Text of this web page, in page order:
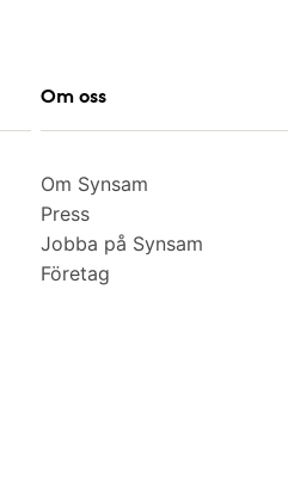
Om oss
Om Synsam
Press
Jobba på Synsam
Företag